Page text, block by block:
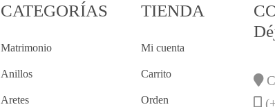
CATEGORÍAS
Matrimonio
Anillos
Aretes
TIENDA
Mi cuenta
Carrito
Orden